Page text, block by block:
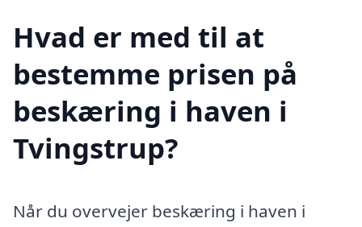
Hvad er med til at
bestemme prisen på
beskæring i haven i
Tvingstrup?
Når du overvejer beskæring i haven i